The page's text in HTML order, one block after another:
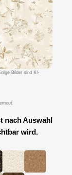
Bilder sind KI-
nach Auswahl
wird.